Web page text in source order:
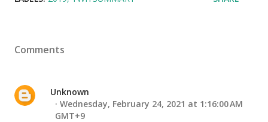
Comments
Unknown
Wednesday, February 24, 2021 at 1:16:00 AM
GMT+9